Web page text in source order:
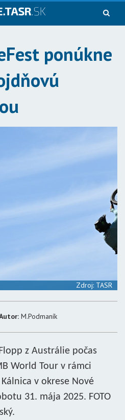
ponúkne
Zdroj: TASR
M.Podmaník
z Austrálie počas
World Tour v rámci
v okrese Nové
31. mája 2025. FOTO